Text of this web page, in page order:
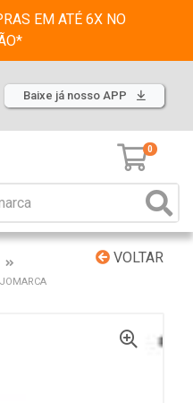
EM ATÉ 6X NO
Baixe já nosso APP
0
VOLTAR